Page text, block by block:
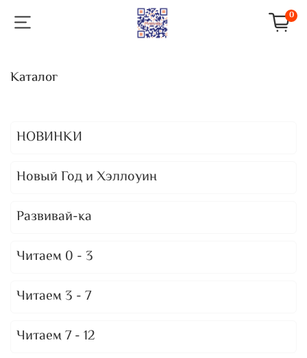
0
Каталог
НОВИНКИ
Новый Год и Хэллоуин
Развивай-ка
Читаем 0 - 3
Читаем 3 - 7
Читаем 7 - 12